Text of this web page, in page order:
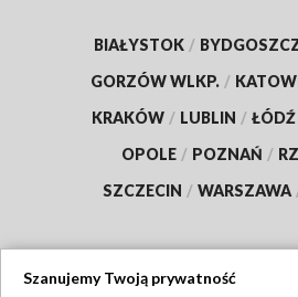
BIAŁYSTOK /
GORZÓW WLKP. /
KRAKÓW / LUBLIN / ŁÓDŹ
OPOLE / POZNAŃ /
SZCZECIN / WARSZAWA
Szanujemy Twoją prywatność